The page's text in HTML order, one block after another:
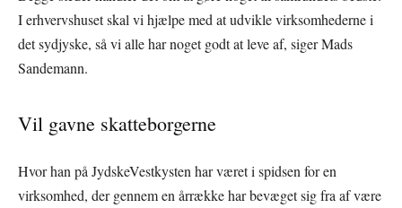
I erhvervshuset skal vi hjælpe med at udvikle virksomhederne i
det sydjyske, så vi alle har noget godt at leve af, siger Mads
Sandemann.
Vil gavne skatteborgerne
Hvor han på JydskeVestkysten har været i spidsen for en
virksomhed, der gennem en årrække har bevæget sig fra af være